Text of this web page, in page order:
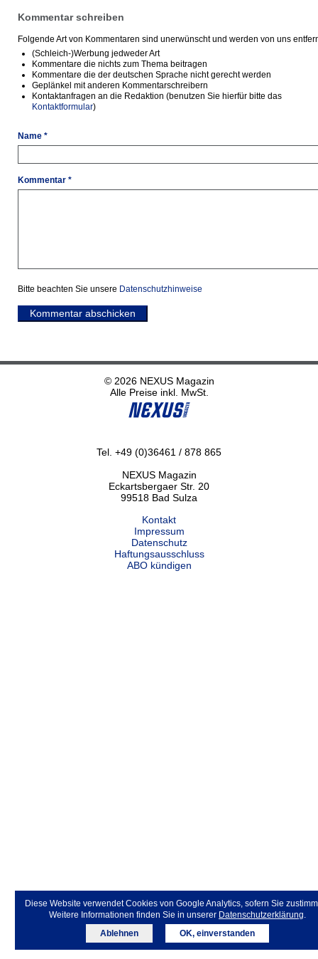
Kommentar schreiben
Folgende Art von Kommentaren sind unerwünscht und werden von uns
(Schleich-)Werbung jedweder Art
Kommentare die nichts zum Thema beitragen
Kommentare die der deutschen Sprache nicht gerecht werden
Geplänkel mit anderen Kommentarschreibern
Kontaktanfragen an die Redaktion (benutzen Sie hierfür bitte das
Kontaktformular)
Name *
Kommentar *
Bitte beachten Sie unsere Datenschutzhinweise
Kommentar abschicken
© 2026 NEXUS Magazin
Alle Preise inkl. MwSt.
Tel. +49 (0)36461 / 878 865
NEXUS Magazin
Eckartsbergaer Str. 20
99518 Bad Sulza
Kontakt
Impressum
Datenschutz
Haftungsausschluss
ABO kündigen
Diese Website verwendet Cookies von Google Analytics, sofern Sie
Weitere Informationen finden Sie in unserer Datenschutzerklärung.
Ablehnen
OK, einverstanden